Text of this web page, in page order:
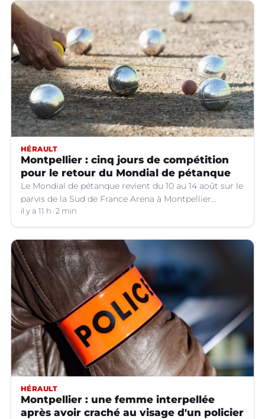
HÉRAULT
Montpellier : cinq jours de compétition
pour le retour du Mondial de pétanque
Le Mondial de pétanque revient du 10 au 14 août sur le
parvis de la Sud de France Arena à Montpellier
(Hérault).
il y a 11 h 2 min
HÉRAULT
Montpellier : une femme interpellée
après avoir craché au visage d'un policier